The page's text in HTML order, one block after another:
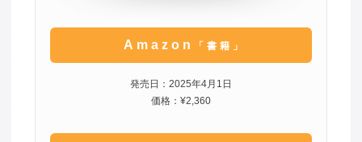
Amazon 「書籍」
発売日：2025年4月1日
価格：¥2,360